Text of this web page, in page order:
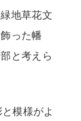
地草花文
った幡
と考えら
模様がよ